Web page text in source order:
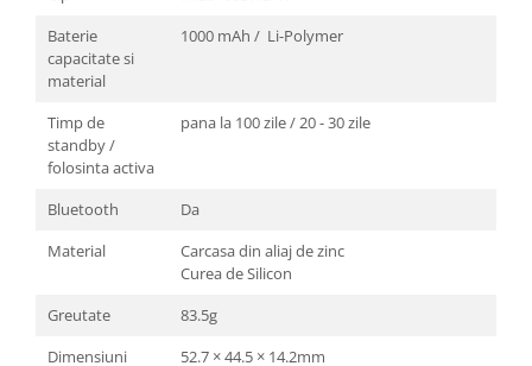
Baterie
capacitate si
material
1000 mAh / Li-Polymer
Timp de
standby /
folosinta activa
pana la 100 zile / 20 - 30 zile
Bluetooth
Da
Material
Carcasa din aliaj de zinc
Curea de Silicon
Greutate
83.5g
Dimensiuni
52.7 × 44.5 × 14.2mm